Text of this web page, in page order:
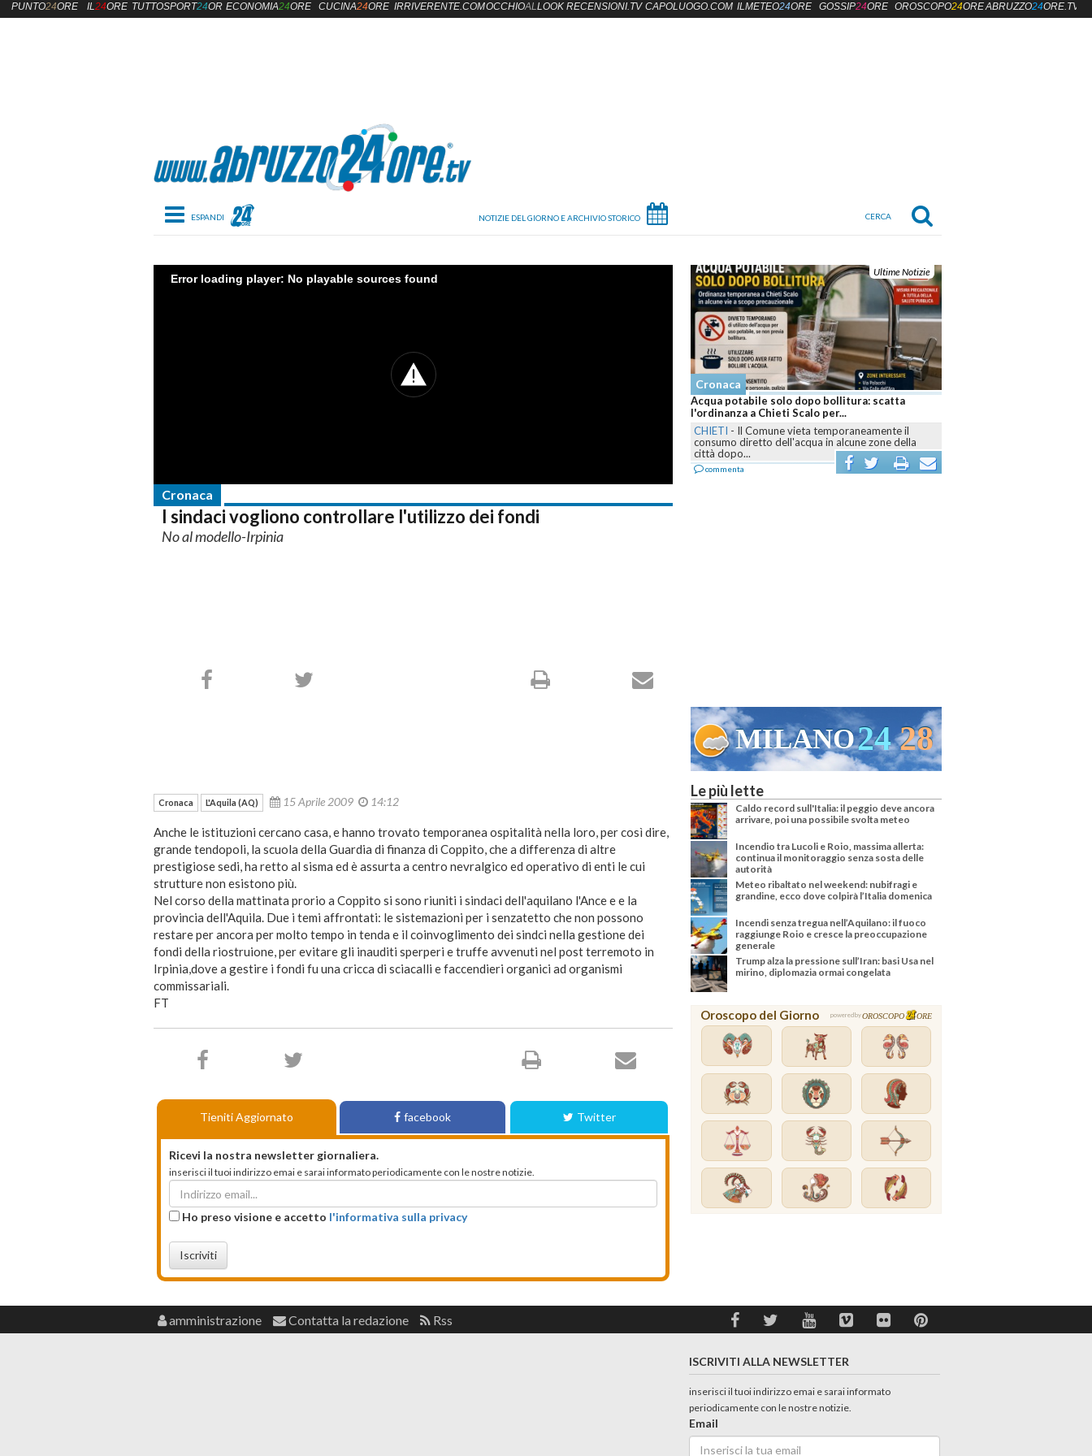
Toggle navigation
Error loading player: No playable sources found
Cronaca
I sindaci vogliono controllare l'utilizzo dei fondi
No al modello-Irpinia
Ultime Notizie
Cronaca
Acqua potabile solo dopo bollitura: scatta
l'ordinanza a Chieti Scalo per...
CHIETI - Il Comune vieta temporaneamente il
consumo diretto dell'acqua in alcune zone della
città dopo...
commenta
MILANO24 28
Cronaca L'Aquila (AQ) 15 Aprile 2009 14:12
Anche le istituzioni cercano casa, e hanno trovato temporanea ospitalità nella loro, per così dire,
grande tendopoli, la scuola della Guardia di finanza di Coppito, che a differenza di altre
prestigiose sedi, ha retto al sisma ed è assurta a centro nevralgico ed operativo di enti le cui
strutture non esistono più.
Nel corso della mattinata prorio a Coppito si sono riuniti i sindaci dell'aquilano l'Ance e e la
provincia dell'Aquila. Due i temi affrontati: le sistemazioni per i senzatetto che non possono
restare per ancora per molto tempo in tenda e il coinvoglimento dei sindci nella gestione dei
fondi della riostruione, per evitare gli inauditi sperperi e truffe avvenuti nel post terremoto in
Irpinia,dove a gestire i fondi fu una cricca di sciacalli e faccendieri organici ad organismi
commissariali.
FT
Tieniti Aggiornato facebook Twitter
Ricevi la nostra newsletter giornaliera.
inserisci il tuoi indirizzo emai e sarai informato periodicamente con le nostre notizie.
Ho preso visione e accetto l'informativa sulla privacy
Iscriviti
Le più lette
Caldo record sull'Italia: il peggio deve ancora
arrivare, poi una possibile svolta meteo
Incendio tra Lucoli e Roio, massima allerta:
continua il monitoraggio senza sosta delle
autorità
Meteo ribaltato nel weekend: nubifragi e
grandine, ecco dove colpirà l’Italia domenica
Incendi senza tregua nell’Aquilano: il fuoco
raggiunge Roio e cresce la preoccupazione
generale
Trump alza la pressione sull’Iran: basi Usa nel
mirino, diplomazia ormai congelata
Oroscopo del Giorno powered byOROSCOPO ORE
PUNTO24ORE IL24ORE TUTTOSPORT24OREECONOMIA24ORE CUCINA24ORE IRRIVERENTE.COMOCCHIOALLOOK RECENSIONI.TV CAPOLUOGO.COM ILMETEO24ORE GOSSIP24ORE OROSCOPO24OREABRUZZO24ORE.TV
amministrazione Contatta la redazione Rss
ISCRIVITI ALLA NEWSLETTER
inserisci il tuoi indirizzo emai e sarai informato
periodicamente con le nostre notizie.
Email